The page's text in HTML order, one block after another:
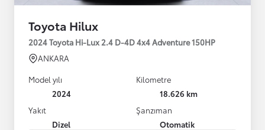
Toyota Hilux
2024 Toyota Hi-Lux 2.4 D-4D 4x4 Adventure 150HP
ANKARA
Model yılı
2024
Kilometre
18.626 km
Yakıt
Dizel
Şanzıman
Otomatik